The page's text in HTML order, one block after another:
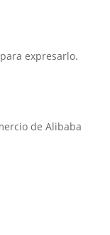
expresarlo.
de Alibaba